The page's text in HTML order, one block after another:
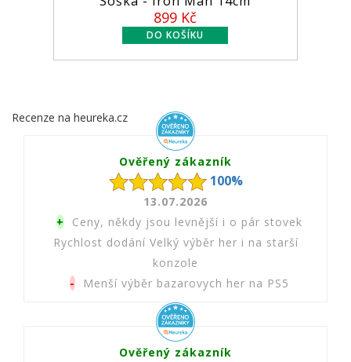
Recenze na heureka.cz
Ověřený zákazník
100%
13.07.2026
+ Ceny, někdy jsou levnější i o pár stovek
Rychlost dodání Velký výběr her i na starší
konzole
- Menší výběr bazarovych her na PS5
Ověřený zákazník